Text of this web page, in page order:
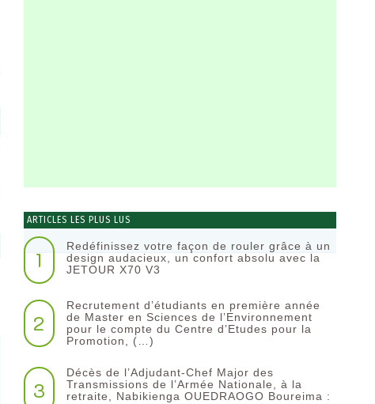
ARTICLES LES PLUS LUS
1
Redéfinissez votre façon de rouler grâce à un
design audacieux, un confort absolu avec la
JETOUR X70 V3
2
Recrutement d’étudiants en première année
de Master en Sciences de l’Environnement
pour le compte du Centre d’Etudes pour la
Promotion, (…)
3
Décès de l’Adjudant-Chef Major des
Transmissions de l’Armée Nationale, à la
retraite, Nabikienga OUEDRAOGO Boureima :